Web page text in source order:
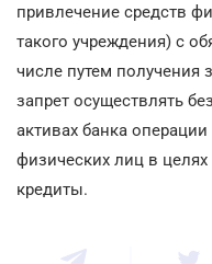
привлечение средств
такого учреждения) с
числе путем получения
запрет осуществлять
активах банка
физических лиц в
кредиты.